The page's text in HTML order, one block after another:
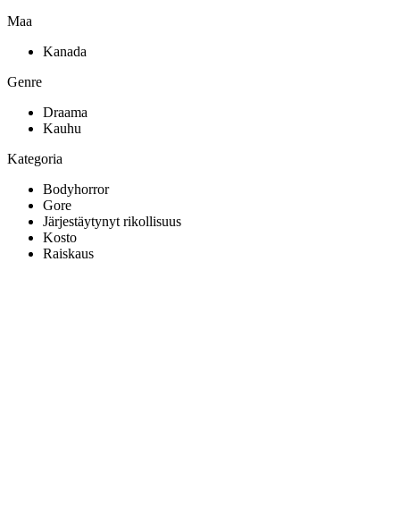
Maa
Kanada
Genre
Draama
Kauhu
Kategoria
Bodyhorror
Gore
Järjestäytynyt rikollisuus
Kosto
Raiskaus